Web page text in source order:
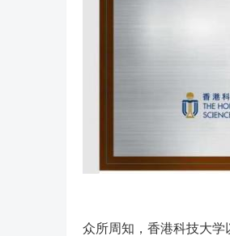
众所周知，香港科技大